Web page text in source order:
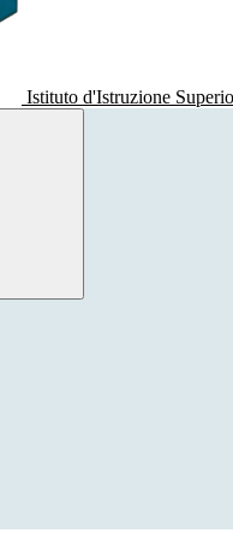
Istituto d'Istruzione